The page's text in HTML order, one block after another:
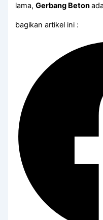
lama,Gerbang Beton
bagikan artikel ini :